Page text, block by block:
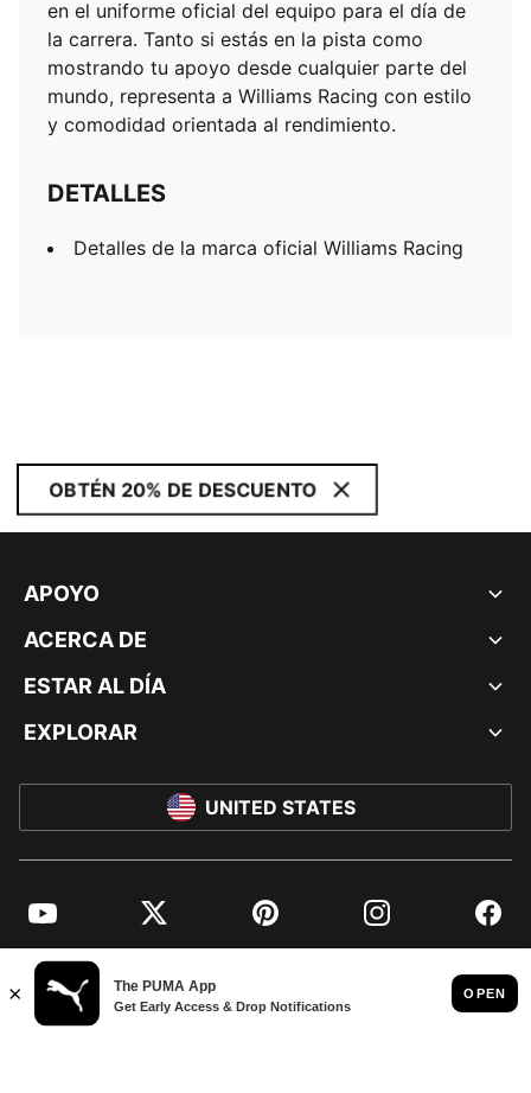
en el uniforme oficial del equipo para el día de
la carrera. Tanto si estás en la pista como
mostrando tu apoyo desde cualquier parte del
mundo, representa a Williams Racing con estilo
y comodidad orientada al rendimiento.
DETALLES
Detalles de la marca oficial Williams Racing
OBTÉN 20% DE DESCUENTO
APOYO
ACERCA DE
ESTAR AL DÍA
EXPLORAR
UNITED STATES
YouTube Twitter Pinterest Instagram
© PUMA NORTH AMERICA, INC.
IMPRINT AND LEGAL DATA